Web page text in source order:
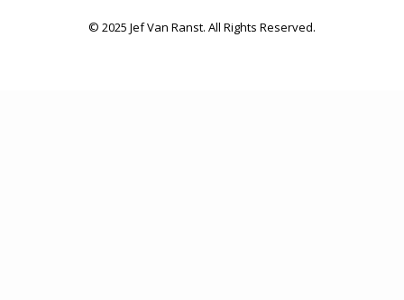
© 2025 Jef Van Ranst. All Rights Reserved.